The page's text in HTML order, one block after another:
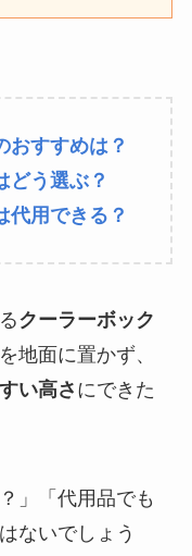
おすすめは？
どう選ぶ？
代用できる？
クーラーボック
地面に置かず、
い高さ にできた
」「代用品でも
ないでしょう